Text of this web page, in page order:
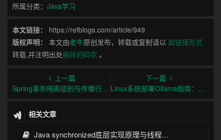
所属分类： Java学习
本文链接：
https://refblogs.com/article/949
版权声明：
本文由老牛原创发布，转载或复制请以 超链接形式
转载,并注明出处搬砖的码农 。
上一篇
Spring事务隔离级别与传播行为及最佳实践
下一篇
Linux系统部署Ollama指南：从安装到生产环境实践
相关文章
Java synchronized底层实现原理与线程安全